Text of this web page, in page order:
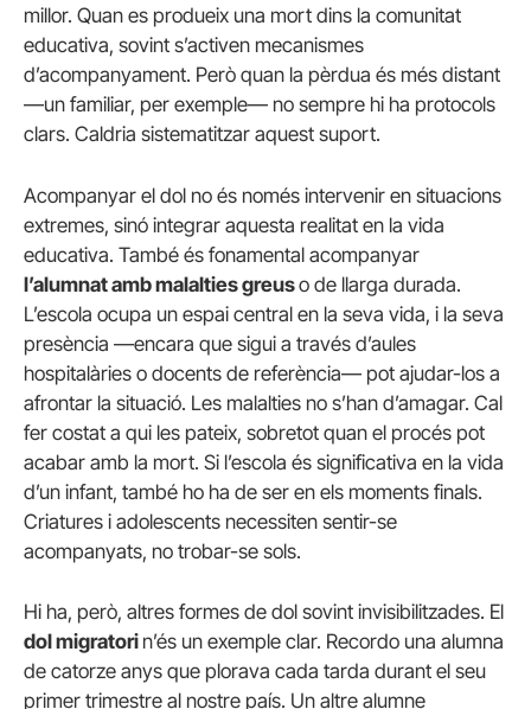
millor. Quan es produeix una mort dins la comunitat
educativa, sovint s’activen mecanismes
d’acompanyament. Però quan la pèrdua és més distant
—un familiar, per exemple— no sempre hi ha protocols
clars. Caldria sistematitzar aquest suport.
Acompanyar el dol no és només intervenir en situacions
extremes, sinó integrar aquesta realitat en la vida
educativa. També és fonamental acompanyar
l’alumnat amb malalties greuso de llarga durada.
L’escola ocupa un espai central en la seva vida, i la seva
presència —encara que sigui a través d’aules
hospitalàries o docents de referència— pot ajudar-los a
afrontar la situació. Les malalties no s’han d’amagar. Cal
fer costat a qui les pateix, sobretot quan el procés pot
acabar amb la mort. Si l’escola és significativa en la vida
d’un infant, també ho ha de ser en els moments finals.
Criatures i adolescents necessiten sentir-se
acompanyats, no trobar-se sols.
Hi ha, però, altres formes de dol sovint invisibilitzades. El
dol migratori n’és un exemple clar. Recordo una alumna
de catorze anys que plorava cada tarda durant el seu
primer trimestre al nostre país. Un altre alumne